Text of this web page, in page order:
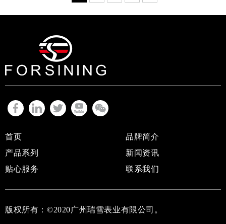
首页
品牌简介
产品系列
新闻资讯
贴心服务
联系我们
版权所有： ©2020广州瑞雪表业有限公司 。